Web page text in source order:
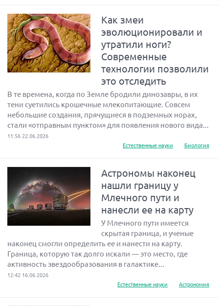
Как змеи
эволюционировали и
утратили ноги?
Современные
технологии позволили
это отследить
В те времена, когда по Земле бродили динозавры, в их
тени суетились крошечные млекопитающие. Совсем
небольшие создания, прячущиеся в подземных норах,
стали «отправным пунктом» для появления нового вида...
11:56 22.06.2026
Естественные науки
Биология
Астрономы наконец
нашли границу у
Млечного пути и
нанесли ее на карту
У Млечного пути имеется
скрытая граница, и ученые
наконец смогли определить ее и нанести на карту.
Граница, которую так долго искали — это место, где
активность звездообразования в галактике...
12:42 16.06.2026
Естественные науки
Астрономия